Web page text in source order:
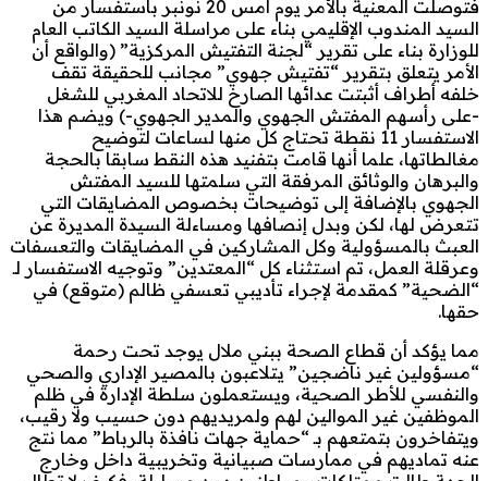
فتوصلت المعنية بالأمر يوم أمس 20 نونبر باستفسار من
السيد المندوب الإقليمي بناء على مراسلة السيد الكاتب العام
للوزارة بناء على تقرير “لجنة التفتيش المركزية” (والواقع أن
الأمر يتعلق بتقرير “تفتيش جهوي” مجانب للحقيقة تقف
خلفه أطراف أثبتت عدائها الصارخ للاتحاد المغربي للشغل
-على رأسهم المفتش الجهوي والمدير الجهوي-) ويضم هذا
الاستفسار 11 نقطة تحتاج كل منها لساعات لتوضيح
مغالطاتها، علما أنها قامت بتفنيد هذه النقط سابقا بالحجة
والبرهان والوثائق المرفقة التي سلمتها للسيد المفتش
الجهوي بالإضافة إلى توضيحات بخصوص المضايقات التي
تتعرض لها، لكن وبدل إنصافها ومساءلة السيدة المديرة عن
العبث بالمسؤولية وكل المشاركين في المضايقات والتعسفات
وعرقلة العمل، تم استثناء كل “المعتدين” وتوجيه الاستفسار لـ
“الضحية” كمقدمة لإجراء تأديبي تعسفي ظالم (متوقع) في
حقها.
مما يؤكد أن قطاع الصحة ببني ملال يوجد تحت رحمة
“مسؤولين غير ناضجين” يتلاعبون بالمصير الإداري والصحي
والنفسي للأطر الصحية، ويستعملون سلطة الإدارة في ظلم
الموظفين غير الموالين لهم ولمريديهم دون حسيب ولا رقيب،
ويتفاخرون بتمتعهم بـ “حماية جهات نافذة بالرباط” مما نتج
عنه تماديهم في ممارسات صبيانية وتخريبية داخل وخارج